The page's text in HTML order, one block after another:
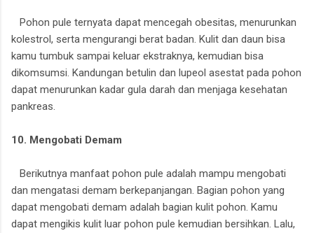
Pohon pule ternyata dapat mencegah obesitas, menurunkan
kolestrol, serta mengurangi berat badan. Kulit dan daun bisa
kamu tumbuk sampai keluar ekstraknya, kemudian bisa
dikomsumsi. Kandungan betulin dan lupeol asestat pada pohon
dapat menurunkan kadar gula darah dan menjaga kesehatan
pankreas.
10. Mengobati Demam
Berikutnya manfaat pohon pule adalah mampu mengobati
dan mengatasi demam berkepanjangan. Bagian pohon yang
dapat mengobati demam adalah bagian kulit pohon. Kamu
dapat mengikis kulit luar pohon pule kemudian bersihkan. Lalu,